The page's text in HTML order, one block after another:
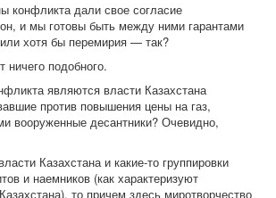
конфликта дали свое согласие
и мы готовы быть между ними гарантами
хотя бы перемирия — так?
ничего подобного.
являются власти Казахстана
против повышения цены на газ,
вооруженные десантники? Очевидно,
Казахстана и какие-то группировки
и наемников (как характеризуют
то причем здесь миротворчество